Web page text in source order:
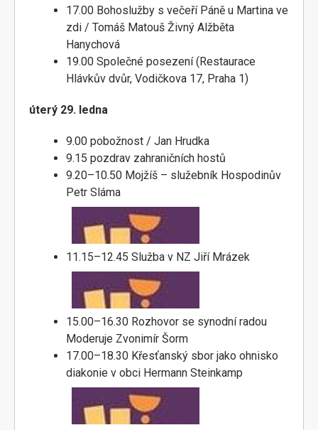
17.00 Bohoslužby s večeří Páně u Martina ve
zdi / Tomáš Matouš Živný Alžběta
Hanychová
19.00 Společné posezení (Restaurace
Hlávkův dvůr, Vodičkova 17, Praha 1)
úterý 29. ledna
9.00 pobožnost / Jan Hrudka
9.15 pozdrav zahraničních hostů
9.20–10.50 Mojžíš – služebník Hospodinův
Petr Sláma
11.15–12.45 Služba v NZ Jiří Mrázek
15.00–16.30 Rozhovor se synodní radou
Moderuje Zvonimír Šorm
17.00–18.30 Křesťanský sbor jako ohnisko
diakonie v obci Hermann Steinkamp